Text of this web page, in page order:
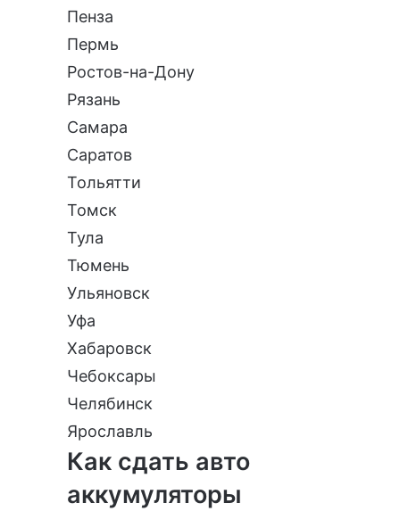
Пенза
Пермь
Ростов-на-Дону
Рязань
Самара
Саратов
Тольятти
Томск
Тула
Тюмень
Ульяновск
Уфа
Хабаровск
Чебоксары
Челябинск
Ярославль
Как сдать авто
аккумуляторы